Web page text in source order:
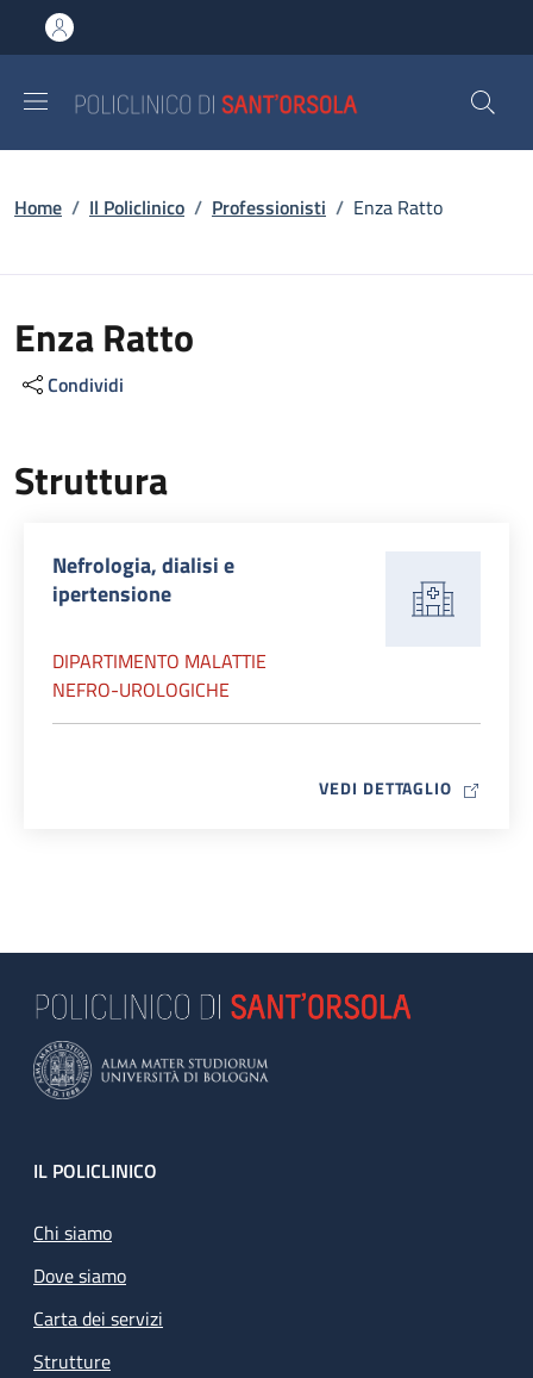
al contenuto principale
to footer content
Briciole di pane
Home / Il Policlinico / Professionisti / Enza Ratto
Enza Ratto
Condividi
Struttura
Nefrologia, dialisi e
ipertensione
DIPARTIMENTO MALATTIE
NEFRO-UROLOGICHE
VEDI DETTAGLIO MAP ICON
Footer
IL POLICLINICO
Chi siamo
Dove siamo
Carta dei servizi
Strutture